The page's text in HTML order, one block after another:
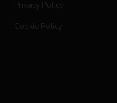
Privacy Policy
Cookie Policy